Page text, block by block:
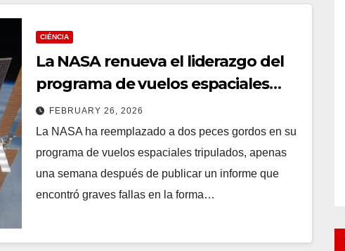
CIÉNCIA
La NASA renueva el liderazgo del
programa de vuelos espaciales
tripulados a raíz del informe crítico
de Starliner
FEBRUARY 26, 2026
La NASA ha reemplazado a dos peces gordos en su
programa de vuelos espaciales tripulados, apenas
una semana después de publicar un informe que
encontró graves fallas en la forma…